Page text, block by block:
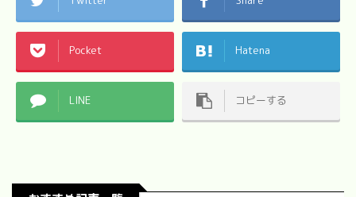
Pocket Hatena
LINE コピーする